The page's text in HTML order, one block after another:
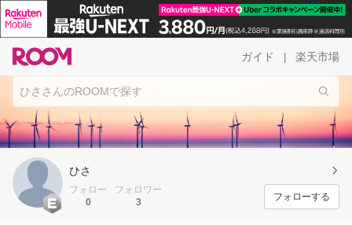
ガイド 楽天市場
ひさ
フォロー
0
フォロワー
3
フォローする